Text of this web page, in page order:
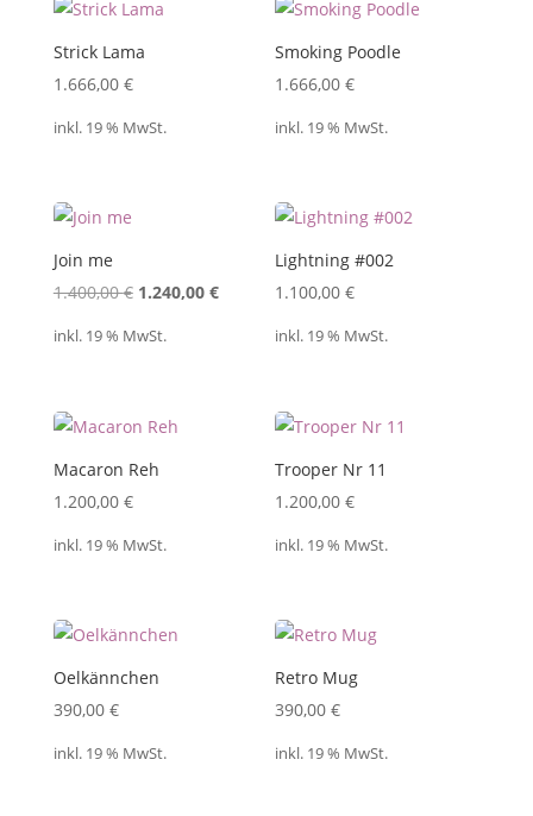
Strick Lama
1.666,00 €
inkl. 19 % MwSt.
Smoking Poodle
1.666,00€
inkl. 19 % MwSt.
Join me
1.400,00€ Ursprünglicher
1.240,00 €Aktueller
inkl. 19 % MwSt.
Lightning #002
1.100,00€
inkl. 19 % MwSt.
Macaron Reh
1.200,00 €
inkl. 19 % MwSt.
Trooper Nr 11
1.200,00€
inkl. 19 % MwSt.
Oelkännchen
390,00 €
inkl. 19 % MwSt.
Retro Mug
390,00€
inkl. 19 % MwSt.